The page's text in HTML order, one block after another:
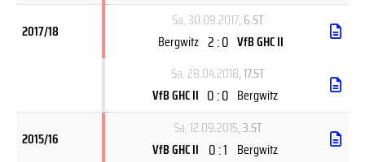
2017/18
Sa, 30.09.2017, 6.ST
Bergwitz 2 : 0 VfB GHC II
Sa, 28.04.2018, 17.ST
VfB GHC II 0 : 0 Bergwitz
2015/16
Sa, 12.09.2015, 3.ST
VfB GHC II 0 : 1 Bergwitz